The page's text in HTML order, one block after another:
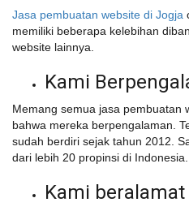
Jasa pembuatan website di Jogja
memiliki beberapa kelebihan
website lainnya.
Kami
Memang semua jasa pembuatan
bahwa mereka berpengalaman.
sudah berdiri sejak tahun 2012.
dari lebih 20 propinsi di Indonesia.
Kami